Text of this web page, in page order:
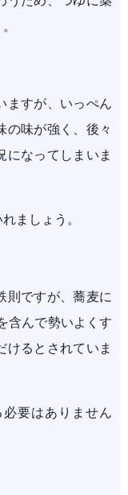
ますが、いっぺん
の味が強く、後々
になってしまいま
ましょう。
則ですが、蕎麦に
含んで勢いよくす
けるとされていま
要はありません